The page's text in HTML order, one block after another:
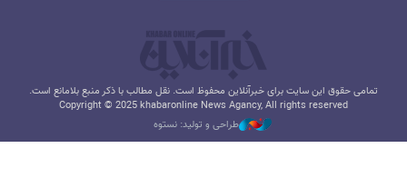
تمامی حقوق این سایت برای خبرآنلاین محفوظ است. نقل مطالب با ذکر منبع بلامانع است.
Copyright © 2025 khabaronline News Agancy, All rights reserved
طراحی و تولید: نستوه